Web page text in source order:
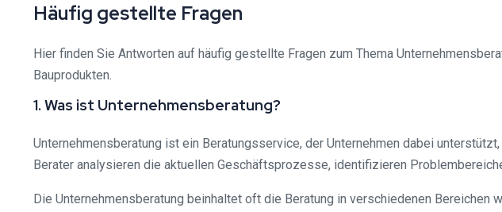
Häufig gestellte Fragen
Hier finden Sie Antworten auf häufig gestellte Fragen zum Thema
Bauprodukten.
1. Was ist Unternehmensberatung?
Unternehmensberatung ist ein Beratungsservice, der Unternehmen dabei
Berater analysieren die aktuellen Geschäftsprozesse, identifizieren
Die Unternehmensberatung beinhaltet oft die Beratung in verschiedenen Bereichen